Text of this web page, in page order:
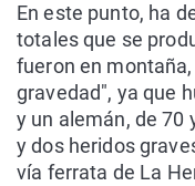
En este punto, ha
totales que se
fueron en
gravedad", ya que
y un alemán, de 70
y dos heridos
vía ferrata de La